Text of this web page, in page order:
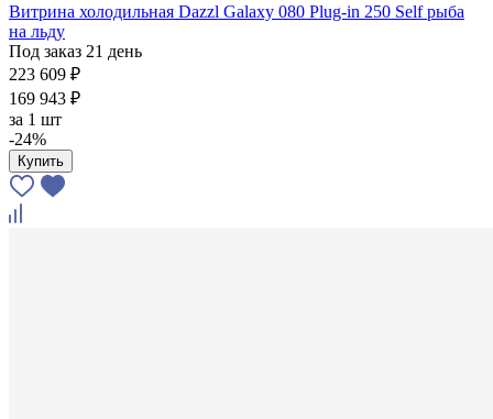
Витрина холодильная Dazzl Galaxy 080 Plug-in 250 Self рыба
на льду
Под заказ 21 день
223 609 ₽
169 943 ₽
за 1 шт
-24%
Купить